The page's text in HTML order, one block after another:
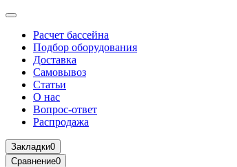
Расчет бассейна
Подбор оборудования
Доставка
Самовывоз
Статьи
О нас
Вопрос-ответ
Распродажа
Закладки0
Сравнение0